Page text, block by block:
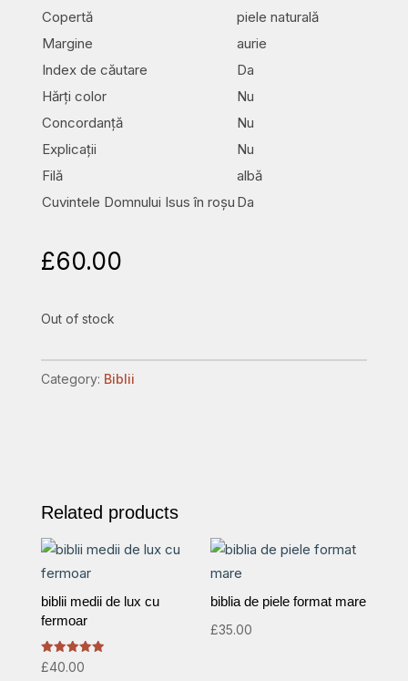
Copertă
piele naturală
Margine
aurie
Index de căutare
Da
Hărți color
Nu
Concordanță
Nu
Explicații
Nu
Filă
albă
Cuvintele Domnului Isus în roșu Da
£60.00
Out of stock
Category: Biblii
Related products
biblii medii de lux cu
fermoar
Rated
5.00
£40.00
biblia de piele format mare
£35.00